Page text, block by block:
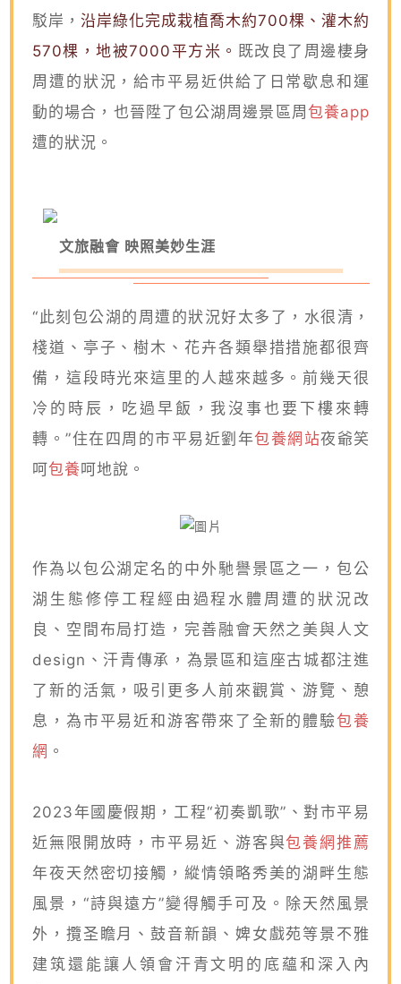
駁岸， 沿岸綠化完成栽植喬木約700棵、灌木約
570棵，地被7000平方米。 既改良了周邊棲身
周遭的狀況，給市平易近供給了日常歇息和運
動的場合，也晉陞了包公湖周邊景區周 包養app
遭的狀況。
文旅融會 映照美妙生涯
“此刻包公湖的周遭的狀況好太多了，水很清，
棧道、亭子、樹木、花卉各類舉措措施都很齊
備，這段時光來這里的人越來越多。前幾天很
冷的時辰，吃過早飯，我沒事也要下樓來轉
轉。”住在四周的市平易近劉年包養網站夜爺笑
呵包養呵地說。
作為以包公湖定名的中外馳譽景區之一，包公
湖生態修停工程經由過程水體周遭的狀況改
良、空間布局打造，完善融會天然之美與人文
design、汗青傳承，為景區和這座古城都注進
了新的活氣，吸引更多人前來觀賞、游覽、憩
息，為市平易近和游客帶來了全新的體驗包養
網 。
2023年國慶假期，工程“初奏凱歌”、對市平易
近無限開放時，市平易近、游客與包養網推薦
年夜天然密切接觸，縱情領略秀美的湖畔生態
風景，“詩與遠方”變得觸手可及。除天然風景
外，攬圣瞻月、鼓音新韻、婢女戲苑等景不雅
建筑還能讓人領會汗青文明的底蘊和深入內